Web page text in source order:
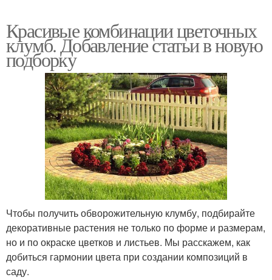
Красивые комбинации цветочных
клумб. Добавление статьи в новую
подборку
Чтобы получить обворожительную клумбу, подбирайте
декоративные растения не только по форме и размерам,
но и по окраске цветков и листьев. Мы расскажем, как
добиться гармонии цвета при создании композиций в
саду.